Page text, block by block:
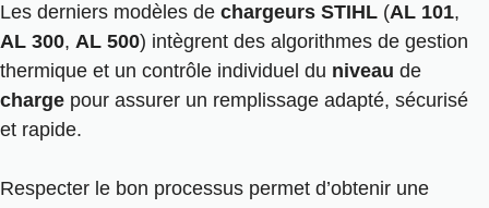
Les derniers modèles de chargeurs STIHL (AL 101,
AL 300, AL 500) intègrent des algorithmes de gestion
thermique et un contrôle individuel du niveau de
charge pour assurer un remplissage adapté, sécurisé
et rapide.
Respecter le bon processus permet d’obtenir une